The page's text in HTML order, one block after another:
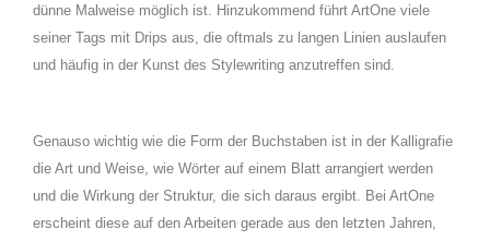
dünne Malweise möglich ist. Hinzukommend führt ArtOne viele
seiner Tags mit Drips aus, die oftmals zu langen Linien auslaufen
und häufig in der Kunst des Stylewriting anzutreffen sind.
Genauso wichtig wie die Form der Buchstaben ist in der Kalligrafie
die Art und Weise, wie Wörter auf einem Blatt arrangiert werden
und die Wirkung der Struktur, die sich daraus ergibt. Bei ArtOne
erscheint diese auf den Arbeiten gerade aus den letzten Jahren,